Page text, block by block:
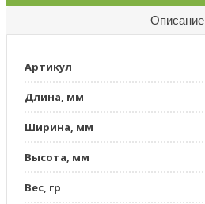
Описание
Артикул
Длина, мм
Ширина, мм
Высота, мм
Вес, гр